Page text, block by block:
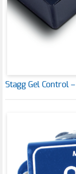
Stagg Gel Control